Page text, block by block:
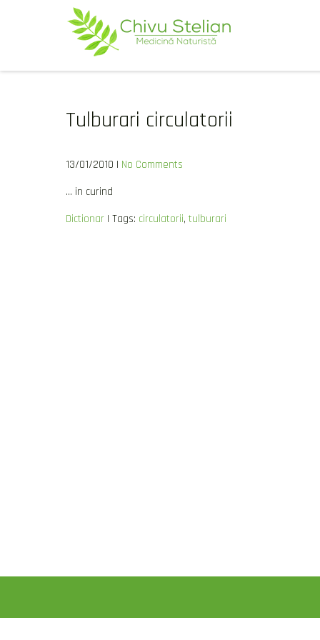
CHIVU-STELIAN.RO
Tulburari circulatorii
13/01/2010 | No Comments
… in curind
Dictionar | Tags: circulatorii, tulburari